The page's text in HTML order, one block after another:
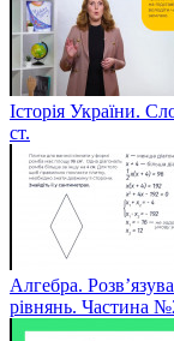
Історія України.
ст.
Алгебра.
рівнянь. Частина